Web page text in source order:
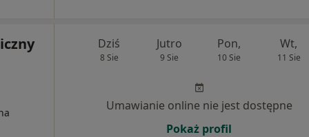
Dziś
8 Sie
Jutro
9 Sie
Pon,
10 Sie
Wt,
11 Sie
Umawianie online nie jest dostępne
Pokaż profil